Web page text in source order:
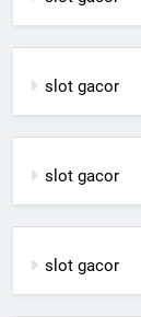
slot gacor
slot gacor
slot gacor